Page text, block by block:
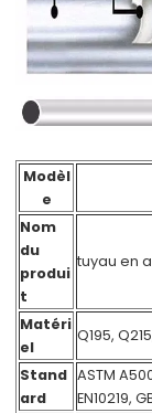
Modèl
e
Nom
du
produi
t
tuyau en
Matéri
el
Q195,
Stand
ard
ASTM
EN10219,